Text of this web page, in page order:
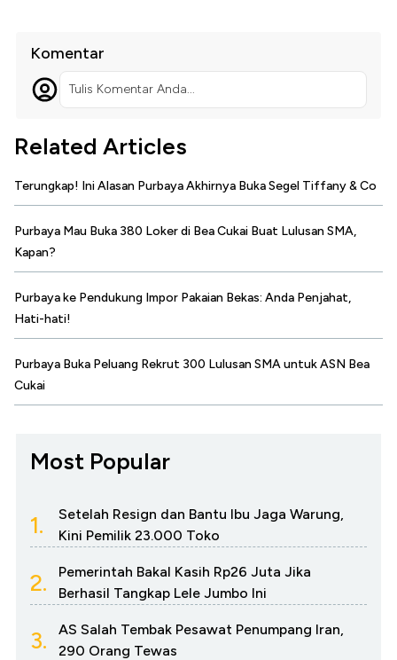
Komentar
Tulis Komentar Anda...
Related Articles
Terungkap! Ini Alasan Purbaya Akhirnya Buka Segel Tiffany & Co
Purbaya Mau Buka 380 Loker di Bea Cukai Buat Lulusan SMA,
Kapan?
Purbaya ke Pendukung Impor Pakaian Bekas: Anda Penjahat,
Hati-hati!
Purbaya Buka Peluang Rekrut 300 Lulusan SMA untuk ASN Bea
Cukai
Most Popular
1.
Setelah Resign dan Bantu Ibu Jaga Warung,
Kini Pemilik 23.000 Toko
2.
Pemerintah Bakal Kasih Rp26 Juta Jika
Berhasil Tangkap Lele Jumbo Ini
3.
AS Salah Tembak Pesawat Penumpang Iran,
290 Orang Tewas